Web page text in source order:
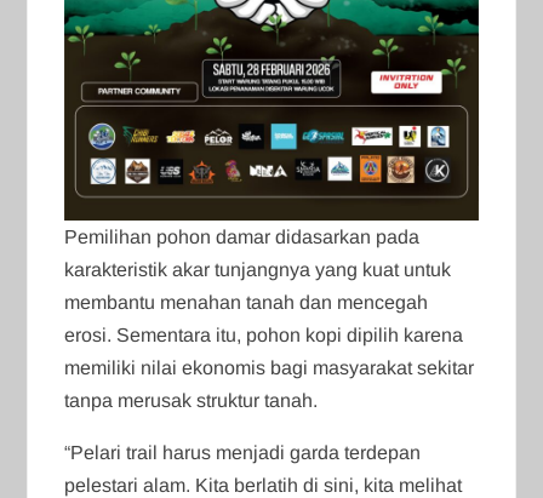
Pemilihan pohon damar didasarkan pada
karakteristik akar tunjangnya yang kuat untuk
membantu menahan tanah dan mencegah
erosi. Sementara itu, pohon kopi dipilih karena
memiliki nilai ekonomis bagi masyarakat sekitar
tanpa merusak struktur tanah.
“Pelari trail harus menjadi garda terdepan
pelestari alam. Kita berlatih di sini, kita melihat